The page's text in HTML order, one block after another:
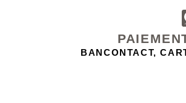
BANCONTACT,